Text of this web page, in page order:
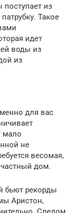
из
Такое
идет
воды из
из
для вас
мало
не
весомая,
дом.
бьют рекорды
Аристон,